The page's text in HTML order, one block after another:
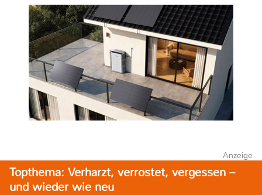
Anzeige
Topthema: Verharzt, verrostet, vergessen –
und wieder wie neu